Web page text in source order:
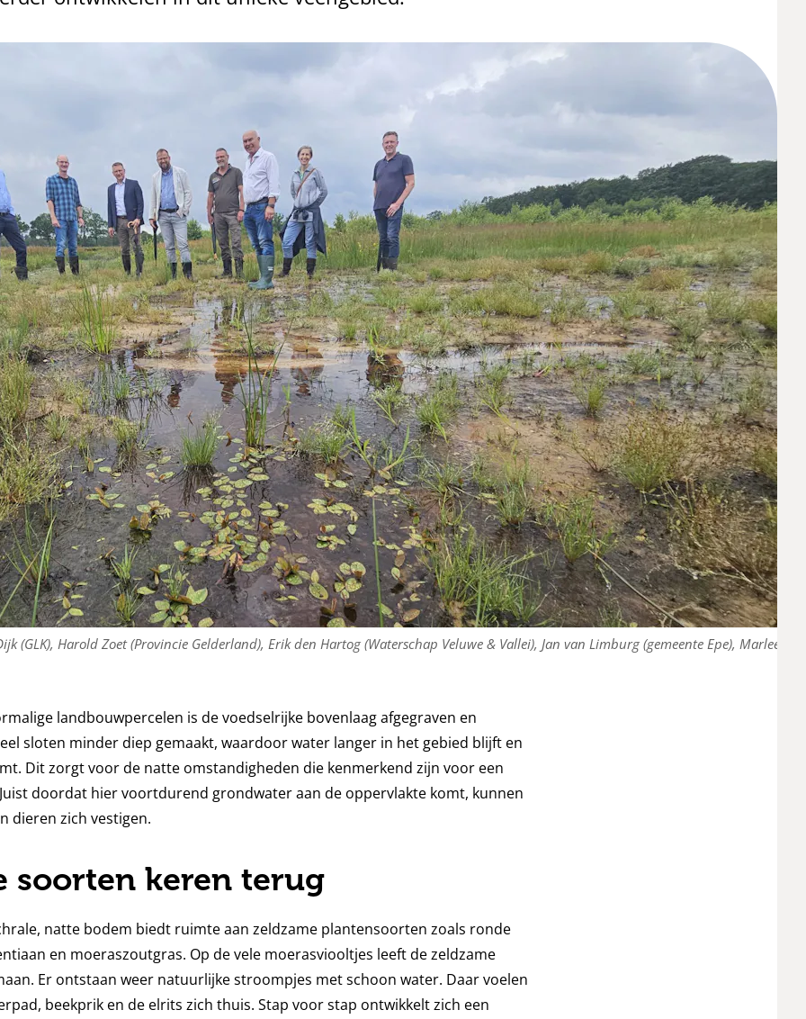
(GLK), Harold Zoet (Provincie Gelderland), Erik den Hartog (Waterschap Veluwe & Vallei), Jan van Limburg (gemeente Epe), Marleen
landbouwpercelen is de voedselrijke bovenlaag afgegraven en
sloten minder diep gemaakt, waardoor water langer in het gebied blijft en
Dit zorgt voor de natte omstandigheden die kenmerkend zijn voor een
doordat hier voortdurend grondwater aan de oppervlakte komt, kunnen
dieren zich vestigen.
soorten keren terug
natte bodem biedt ruimte aan zeldzame plantensoorten zoals ronde
en moeraszoutgras. Op de vele moerasviooltjes leeft de zeldzame
Er ontstaan weer natuurlijke stroompjes met schoon water. Daar voelen
beekprik en de elrits zich thuis. Stap voor stap ontwikkelt zich een